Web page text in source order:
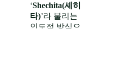
‘Shechita(셰히
타)’라 불리는
인도적 방식으